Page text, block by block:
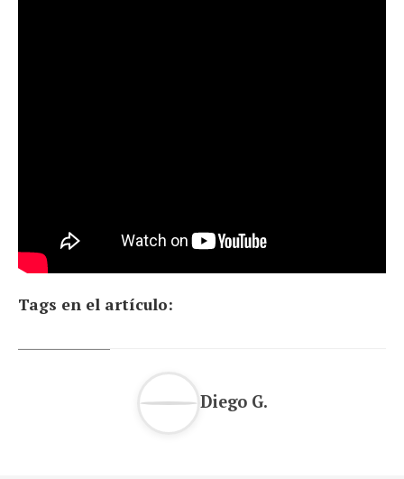
Tags en el artículo:
Diego G.